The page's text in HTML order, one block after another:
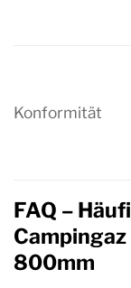
Konformität
FAQ –
800mm